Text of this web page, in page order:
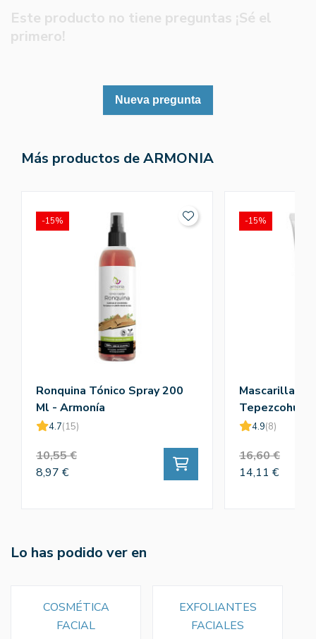
Este producto no tiene preguntas ¡Sé el
primero!
Nueva pregunta
Más productos de ARMONIA
Ronquina Tónico Spray 200
Ml - Armonía
4.7(15)
10,55 €
8,97 €
-15%
Mascarilla
4.9(8)
16,60 €
14,11 €
-15%
Lo has podido ver en
COSMÉTICA
FACIAL
EXFOLIANTES
FACIALES